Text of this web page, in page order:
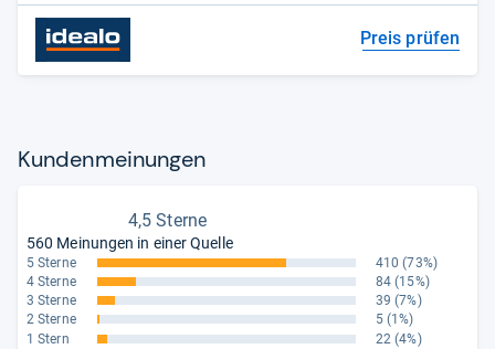
Preis prüfen
Kun­den­mei­nun­gen
4,5 Sterne
560 Meinungen in einer Quelle
5 Sterne 410 (73%)
4 Sterne
84 (15%)
3 Sterne
39 (7%)
2 Sterne
5 (1%)
1 Stern
22 (4%)